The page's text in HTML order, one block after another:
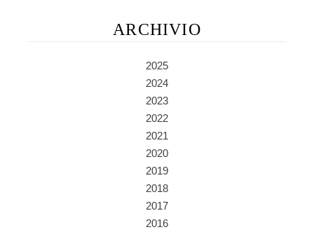
ARCHIVIO
2025
2024
2023
2022
2021
2020
2019
2018
2017
2016